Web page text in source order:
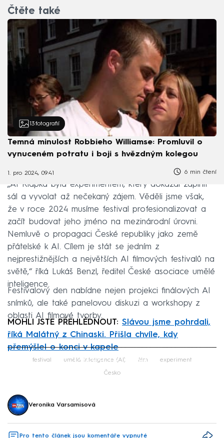
Čtěte také
13 fotografií
Temná minulost Robbieho Williamse: Promluvil o
vynuceném potratu i boji s hvězdným kolegou
1. pro 2024, 09:41 6 min čtení
„AI Klapka byla experimentem, který dokázal zaplnit
sál a vyvolat až nečekaný zájem. Věděli jsme však,
že v roce 2024 musíme festival profesionalizovat a
začít budovat jeho jméno na mezinárodní úrovni.
Nemluvě o propagaci České republiky jako země
přátelské k AI. Cílem je stát se jedním z
nejprestižnějších a největších AI filmových festivalů na
světě,“ říká Lukáš Benzl, ředitel České asociace umělé
inteligence.
Festivalový den nabídne nejen projekci finálových AI
snímků, ale také panelovou diskuzi a workshopy z
oblasti AI filmové tvorby.
MOHLI JSTE PŘEHLÉDNOUT: Slávou jsme pohrdali,
říká Malátný z Chinaski. Přišla chvíle, kdy
přemýšlel o konci v kapele
Failed to fetch
festival umělá inteligence (AI) film experiment
Česko
Veronika Varsamisová
Pro tento článek jsou komentáře vypnuté